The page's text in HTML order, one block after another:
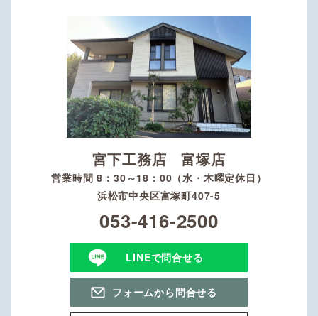
宮下工務店 富塚店
営業時間 8：30～18：00（水・木曜定休日）
浜松市中央区富塚町407-5
053-416-2500
LINEで問合せる
フォームから問合せる